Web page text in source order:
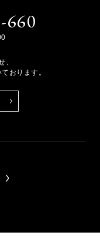
660
、
おります。